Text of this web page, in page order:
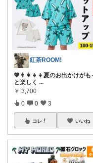
紅茶ROOM!
💖👨‍👩‍👧‍👦夏のお出かけがも
と楽しく ...
￥ 3,700
0 0 3
コレ いいね